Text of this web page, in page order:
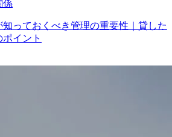
係
っておくべき管理の重要性｜貸した
イント